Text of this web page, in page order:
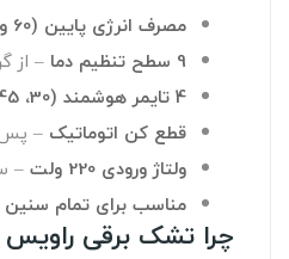
مصرف انرژی پایین (60 وات)
9 سطح تنظیم دما
– از
4 تایمر هوشمند (30، 45، 60 و 90 دقیقه‌ای)
قطع کن اتوماتیک – پس
ولتاژ ورودی 220 ولت
–
مناسب برای تمام سنین
چرا تشک برقی راویس